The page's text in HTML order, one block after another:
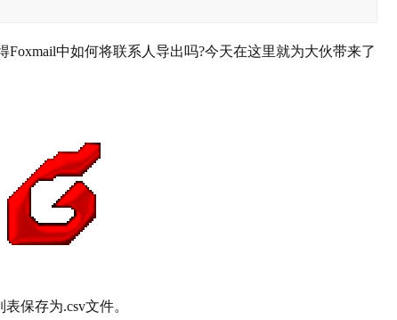
中如何将联系人导出吗?今天在这里就为大伙带来了
保存为.csv文件。